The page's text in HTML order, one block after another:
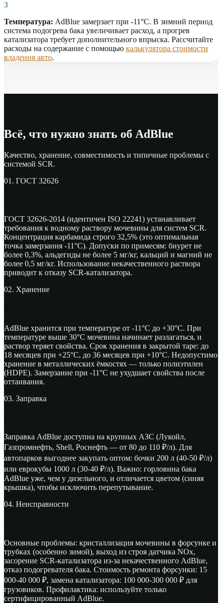
3
Температура: AdBlue замерзает при -11°C. В зимний период
система подогрева бака увеличивает расход, а прогрев
катализатора требует дополнительного впрыска. Рассчитайте
расходы на содержание с помощью калькулятора стоимости
владения авто.
Всё, что нужно знать об AdBlue
Качество, хранение, совместимость и типичные проблемы с
системой SCR.
01. ГОСТ 32626
ГОСТ 32626-2014 (идентичен ISO 22241) устанавливает
требования к водному раствору мочевины для систем SCR.
Концентрация карбамида строго 32,5% (это оптимальная
точка замерзания -11°C). Допуски по примесям: биурет не
более 0,3%, альдегиды не более 5 мг/кг, кальций и магний не
более 0,5 мг/кг. Использование некачественного раствора
приводит к отказу SCR-катализатора.
02. Хранение
AdBlue хранится при температуре от -11°C до +30°C. При
температуре выше 30°C мочевина начинает разлагаться, и
раствор теряет свойства. Срок хранения в закрытой таре: до
18 месяцев при +25°C, до 36 месяцев при +10°C. Недопустимо
хранение в металлических ёмкостях — только полиэтилен
(HDPE). Замерзание при -11°C не ухудшает свойства после
оттаивания.
03. Заправка
Заправка AdBlue доступна на крупных АЗС (Лукойл,
Газпромнефть, Shell, Роснефть — от 80 до 110 ₽/л). Для
автопарков выгоднее закупать оптом: бочки 200 л (40-50 ₽/л)
или еврокубы 1000 л (30-40 ₽/л). Важно: горловина бака
AdBlue уже, чем у дизельного, и отличается цветом (синяя
крышка), чтобы исключить перепутывание.
04. Неисправности
Основные проблемы: кристаллизация мочевины в форсунке и
трубках (особенно зимой), выход из строя датчика NOx,
засорение SCR-катализатора из-за некачественного AdBlue,
отказ подогревателя бака. Стоимость ремонта форсунки: 15
000-40 000 ₽, замена катализатора: 100 000-300 000 ₽ для
грузовиков. Профилактика: используйте только
сертифицированный AdBlue.